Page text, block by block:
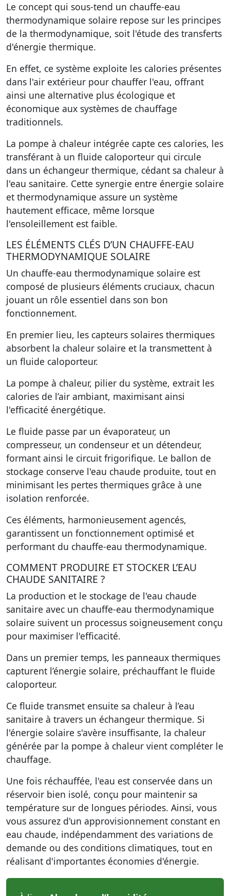
Le concept qui sous-tend un chauffe-eau
thermodynamique solaire repose sur les principes
de la thermodynamique, soit l'étude des transferts
d'énergie thermique.
En effet, ce système exploite les calories présentes
dans l'air extérieur pour chauffer l'eau, offrant
ainsi une alternative plus écologique et
économique aux systèmes de chauffage
traditionnels.
La pompe à chaleur intégrée capte ces calories, les
transférant à un fluide caloporteur qui circule
dans un échangeur thermique, cédant sa chaleur à
l'eau sanitaire. Cette synergie entre énergie solaire
et thermodynamique assure un système
hautement efficace, même lorsque
l'ensoleillement est faible.
LES ÉLÉMENTS CLÉS D’UN CHAUFFE-EAU
THERMODYNAMIQUE SOLAIRE
Un chauffe-eau thermodynamique solaire est
composé de plusieurs éléments cruciaux, chacun
jouant un rôle essentiel dans son bon
fonctionnement.
En premier lieu, les capteurs solaires thermiques
absorbent la chaleur solaire et la transmettent à
un fluide caloporteur.
La pompe à chaleur, pilier du système, extrait les
calories de l’air ambiant, maximisant ainsi
l'efficacité énergétique.
Le fluide passe par un évaporateur, un
compresseur, un condenseur et un détendeur,
formant ainsi le circuit frigorifique. Le ballon de
stockage conserve l'eau chaude produite, tout en
minimisant les pertes thermiques grâce à une
isolation renforcée.
Ces éléments, harmonieusement agencés,
garantissent un fonctionnement optimisé et
performant du chauffe-eau thermodynamique.
COMMENT PRODUIRE ET STOCKER L’EAU
CHAUDE SANITAIRE ?
La production et le stockage de l'eau chaude
sanitaire avec un chauffe-eau thermodynamique
solaire suivent un processus soigneusement conçu
pour maximiser l'efficacité.
Dans un premier temps, les panneaux thermiques
capturent l’énergie solaire, préchauffant le fluide
caloporteur.
Ce fluide transmet ensuite sa chaleur à l’eau
sanitaire à travers un échangeur thermique. Si
l'énergie solaire s'avère insuffisante, la chaleur
générée par la pompe à chaleur vient compléter le
chauffage.
Une fois réchauffée, l'eau est conservée dans un
réservoir bien isolé, conçu pour maintenir sa
température sur de longues périodes. Ainsi, vous
vous assurez d'un approvisionnement constant en
eau chaude, indépendamment des variations de
demande ou des conditions climatiques, tout en
réalisant d'importantes économies d'énergie.